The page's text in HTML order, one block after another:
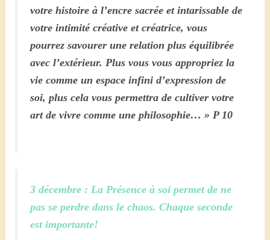
votre histoire à l’encre sacrée et intarissable de
votre intimité créative et créatrice, vous
pourrez savourer une relation plus équilibrée
avec l’extérieur. Plus vous vous appropriez la
vie comme un espace infini d’expression de
soi, plus cela vous permettra de cultiver votre
art de vivre comme une philosophie… » P 10
3 décembre : La Présence à soi permet de ne
pas se perdre dans le chaos. Chaque seconde
est importante!